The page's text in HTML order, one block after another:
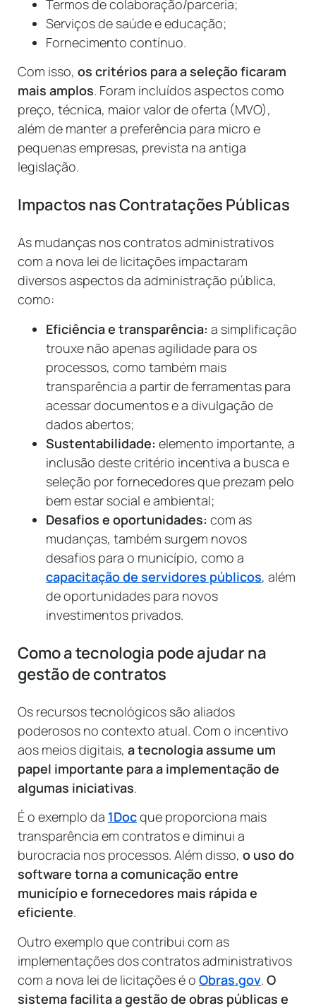
Termos de colaboração/parceria;
Serviços de saúde e educação;
Fornecimento contínuo.
Com isso, os critérios para a seleção ficaram
mais amplos. Foram incluídos aspectos como
preço, técnica, maior valor de oferta (MVO),
além de manter a preferência para micro e
pequenas empresas, prevista na antiga
legislação.
Impactos nas Contratações Públicas
As mudanças nos contratos administrativos
com a nova lei de licitações impactaram
diversos aspectos da administração pública,
como:
Eficiência e transparência: a simplificação
trouxe não apenas agilidade para os
processos, como também mais
transparência a partir de ferramentas para
acessar documentos e a divulgação de
dados abertos;
Sustentabilidade: elemento importante, a
inclusão deste critério incentiva a busca e
seleção por fornecedores que prezam pelo
bem estar social e ambiental;
Desafios e oportunidades: com as
mudanças, também surgem novos
desafios para o município, como a
capacitação de servidores públicos, além
de oportunidades para novos
investimentos privados.
Como a tecnologia pode ajudar na
gestão de contratos
Os recursos tecnológicos são aliados
poderosos no contexto atual. Com o incentivo
aos meios digitais, a tecnologia assume um
papel importante para a implementação de
algumas iniciativas.
É o exemplo da 1Docque proporciona mais
transparência em contratos e diminui a
burocracia nos processos. Além disso, o uso do
software torna a comunicação entre
município e fornecedores mais rápida e
eficiente.
Outro exemplo que contribui com as
implementações dos contratos administrativos
com a nova lei de licitações é o Obras.gov. O
sistemafacilita a gestão de obras públicas e